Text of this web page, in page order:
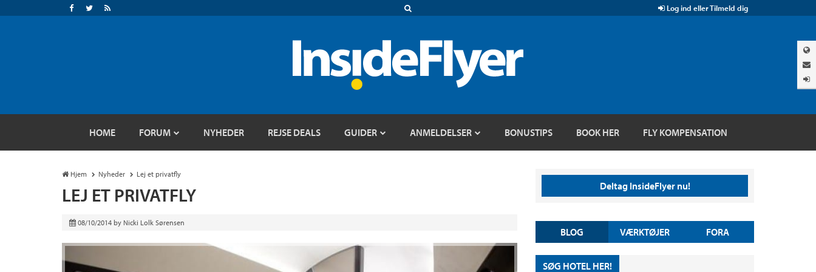
Log ind eller Tilmeld dig
HOME FORUM NYHEDER REJSE DEALS GUIDER ANMELDELSER BONUSTIPS BOOK HER FLY KOMPENSATION
Hjem Nyheder Lej et privatfly
LEJ ET PRIVATFLY
08/10/2014 by Nicki Lolk Sørensen
Deltag InsideFlyer nu!
BLOG VÆRKTØJER FORA
SØG HOTEL HER!